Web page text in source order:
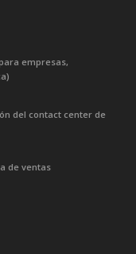
empresas,
del contact center de
de ventas